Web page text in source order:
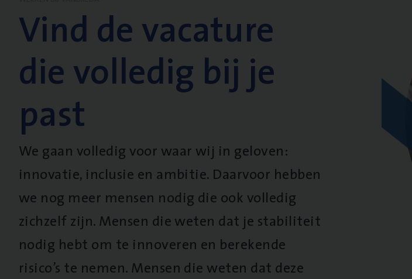
Vind de vacature
die volledig bij je
past
We gaan volledig voor waar wij in geloven:
innovatie, inclusie en ambitie. Daarvoor hebben
we nog meer mensen nodig die ook volledig
zichzelf zijn. Mensen die weten dat je stabiliteit
nodig hebt om te innoveren en berekende
risico’s te nemen. Mensen die weten dat deze